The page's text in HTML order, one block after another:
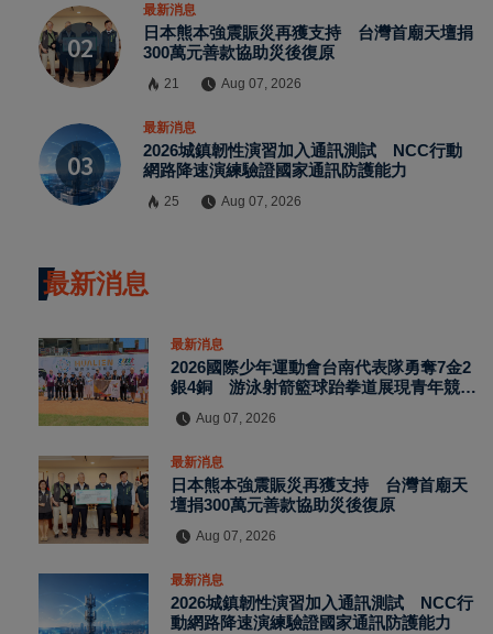
最新消息
日本熊本強震賑災再獲支持 台灣首廟天壇捐
300萬元善款協助災後復原
21 Aug 07, 2026
最新消息
2026城鎮韌性演習加入通訊測試 NCC行動
網路降速演練驗證國家通訊防護能力
25 Aug 07, 2026
最新消息
最新消息
2026國際少年運動會台南代表隊勇奪7金2
銀4銅 游泳射箭籃球跆拳道展現青年競技
Aug 07, 2026
最新消息
日本熊本強震賑災再獲支持 台灣首廟天
壇捐300萬元善款協助災後復原
Aug 07, 2026
最新消息
2026城鎮韌性演習加入通訊測試 NCC行
動網路降速演練驗證國家通訊防護能力